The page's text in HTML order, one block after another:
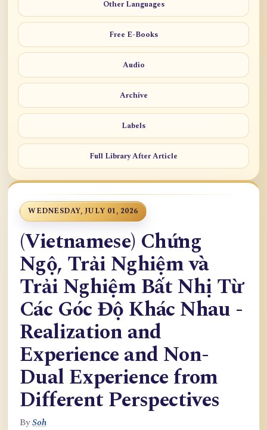
Other Languages
Free E-Books
Audio
Archive
Labels
Full Library After Article
WEDNESDAY, JULY 01, 2026
(Vietnamese) Chứng
Ngộ, Trải Nghiệm và
Trải Nghiệm Bất Nhị Từ
Các Góc Độ Khác Nhau -
Realization and
Experience and Non-
Dual Experience from
Different Perspectives
BySoh